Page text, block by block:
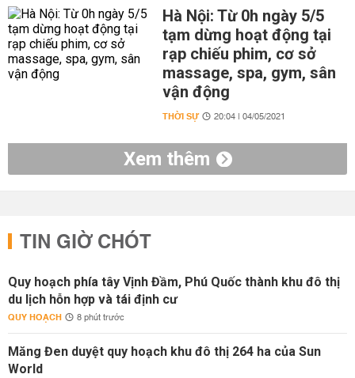
Hà Nội: Từ 0h ngày 5/5
tạm dừng hoạt động tại
rạp chiếu phim, cơ sở
massage, spa, gym, sân
vận động
THỜI SỰ 20:04 | 04/05/2021
Xem thêm
TIN GIỜ CHÓT
Quy hoạch phía tây Vịnh Đầm, Phú Quốc thành khu đô thị
du lịch hỗn hợp và tái định cư
QUY HOẠCH 8 phút trước
Măng Đen duyệt quy hoạch khu đô thị 264 ha của Sun
World